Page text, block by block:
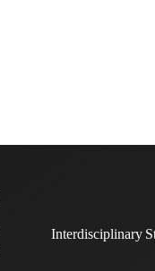
Interdisciplinary